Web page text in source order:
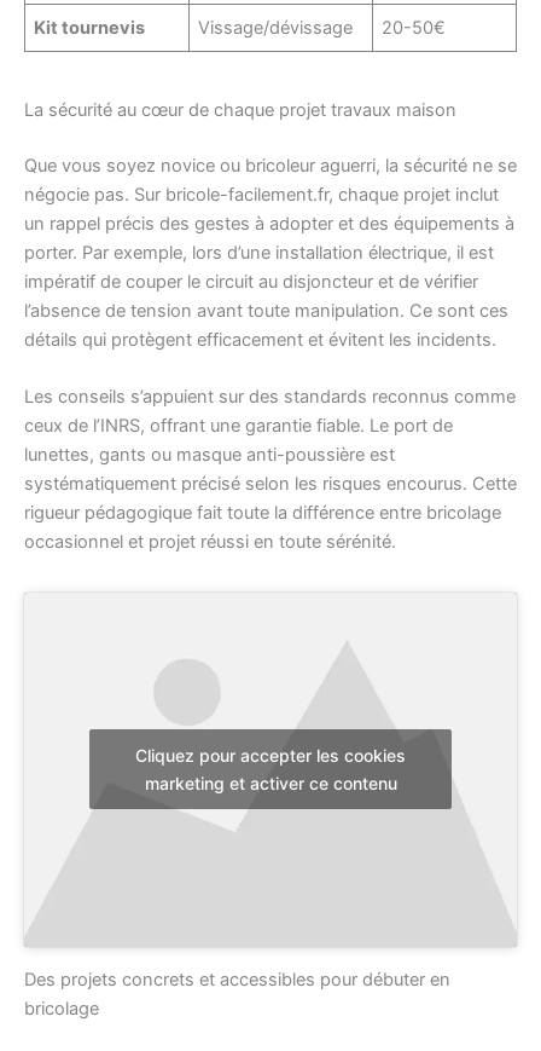
Kit tournevis Vissage/dévissage 20-50€
La sécurité au cœur de chaque projet travaux maison
Que vous soyez novice ou bricoleur aguerri, la sécurité ne se
négocie pas. Sur bricole-facilement.fr, chaque projet inclut
un rappel précis des gestes à adopter et des équipements à
porter. Par exemple, lors d’une installation électrique, il est
impératif de couper le circuit au disjoncteur et de vérifier
l’absence de tension avant toute manipulation. Ce sont ces
détails qui protègent efficacement et évitent les incidents.
Les conseils s’appuient sur des standards reconnus comme
ceux de l’INRS, offrant une garantie fiable. Le port de
lunettes, gants ou masque anti-poussière est
systématiquement précisé selon les risques encourus. Cette
rigueur pédagogique fait toute la différence entre bricolage
occasionnel et projet réussi en toute sérénité.
Cliquez pour accepter les cookies
marketing et activer ce contenu
Des projets concrets et accessibles pour débuter en
bricolage